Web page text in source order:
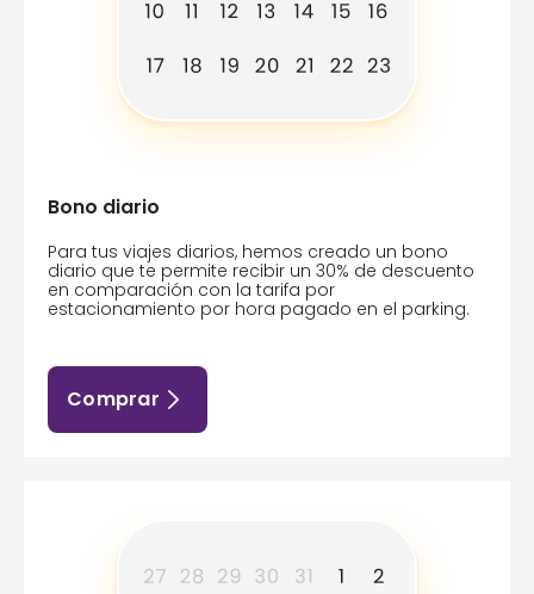
Bono diario
Para tus viajes diarios, hemos creado un bono
diario que te permite recibir un 30% de descuento
en comparación con la tarifa por
estacionamiento por hora pagado en el parking.
Comprar